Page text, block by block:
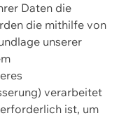
Daten die
die mithilfe von
unserer
verarbeitet
ist, um